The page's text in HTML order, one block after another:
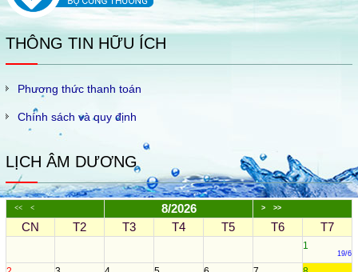
THÔNG TIN HỮU ÍCH
Phương thức thanh toán
Chính sách và quy định
LỊCH ÂM DƯƠNG
<< < 8/2026 > >>
CN T2 T3 T4 T5 T6 T7
1
19/6